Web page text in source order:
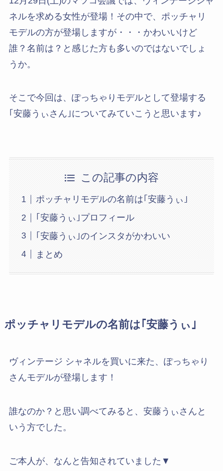
ネルを求める女性が登場！その中で、ポッチャリ
モデルの方が登場しますが・・・かわいいけど
誰？名前は？と感じた方も多いのではないでしょ
うか。
そこで今回は、ぽっちゃりモデルとして登場する
｢安藤うぃさん｣についてみていこうと思います♪
この記事の内容
ポッチャリモデルの名前は｢安藤うぃ｣
｢安藤うぃ｣プロフィール
｢安藤うぃ｣のインスタがかわいい
まとめ
ポッチャリモデルの名前は｢安藤うぃ｣
ヴィンテージ シャネルを買いに来た、ぽっちゃり
さんモデルが登場します！
誰なのか？と思い調べてみると、安藤うぃさんと
いう方でした。
ご本人が、なんと告知されていました▼